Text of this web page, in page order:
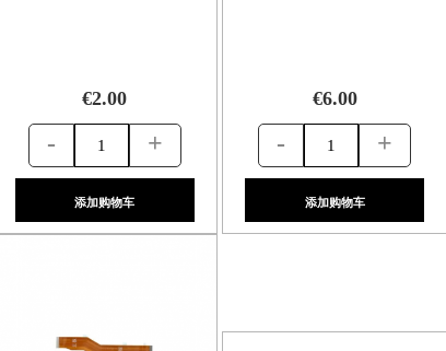
€2.00
- +
添加购物车
€6.00
- +
添加购物车